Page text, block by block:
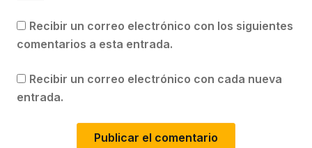
Recibir un correo electrónico con los siguientes
comentarios a esta entrada.
Recibir un correo electrónico con cada nueva
entrada.